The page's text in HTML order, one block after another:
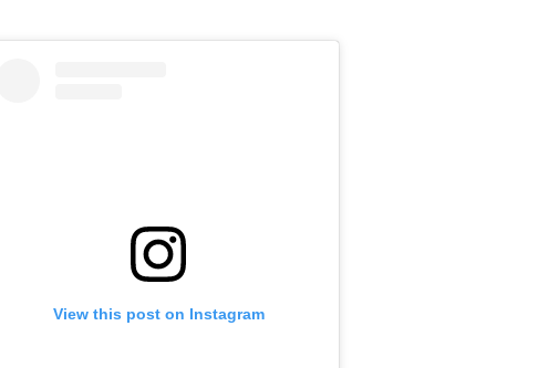
View this post on Instagram